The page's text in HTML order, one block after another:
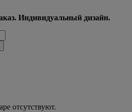
Индивидуальный дизайн.
отсутствуют.